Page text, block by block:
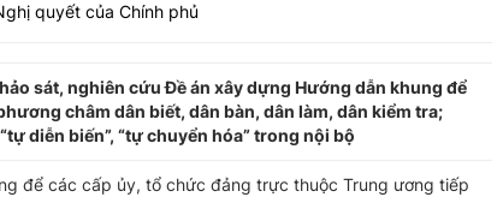
quyết của Chính phủ
sát, nghiên cứu Đề án xây dựng Hướng dẫn khung để
châm dân biết, dân bàn, dân làm, dân kiểm tra;
diễn biến”, “tự chuyển hóa” trong nội bộ
để các cấp ủy, tổ chức đảng trực thuộc Trung ương tiếp